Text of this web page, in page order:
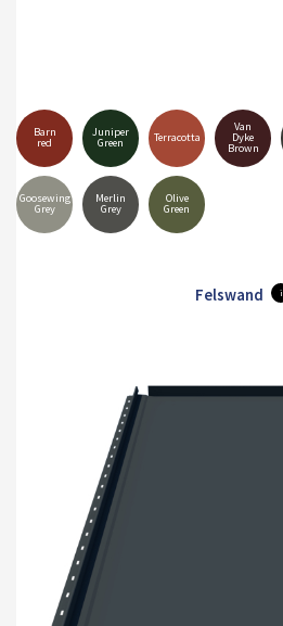
Barn
red
Juniper
Green Terracotta
Van
Dyke
Brown
Goosewing
Grey
Merlin
Grey
Olive
Green
Felswand i